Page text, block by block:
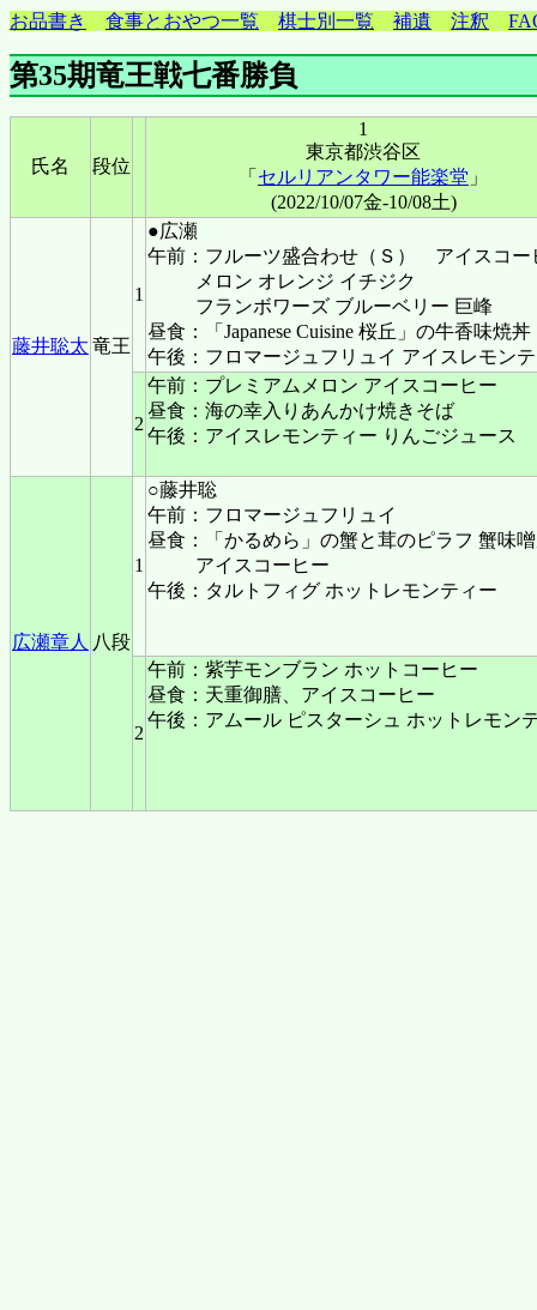
お品書き 食事とおやつ一覧 棋士別一覧 補遺 注釈
第35期竜王戦七番勝負
氏名 段位
1
東京都渋谷区
「 セルリアンタワー能楽堂 」
(2022/10/07金-10/08土)
藤井聡太 竜王
1
●広瀬
午前：フルーツ盛合わせ（Ｓ） アイスコー
メロン オレンジ イチジク
フランボワーズ ブルーベリー 巨峰
昼食：「Japanese Cuisine 桜丘」の牛香味焼丼
午後：フロマージュフリュイ アイスレモン
2
午前：プレミアムメロン アイスコーヒー
昼食：海の幸入りあんかけ焼きそば
午後：アイスレモンティー りんごジュース
広瀬章人 八段
1
○藤井聡
午前：フロマージュフリュイ
昼食：「かるめら」の蟹と茸のピラフ 蟹味
アイスコーヒー
午後：タルトフィグ ホットレモンティー
2
午前：紫芋モンブラン ホットコーヒー
昼食：天重御膳、アイスコーヒー
午後：アムール ピスターシュ ホットレモン